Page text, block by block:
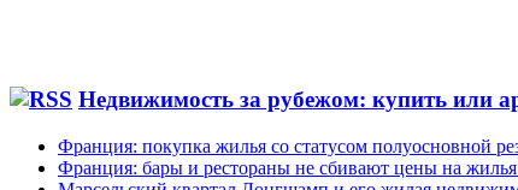
Недвижимость за рубежом: купить или
Франция: покупка жилья со статусом полуосновной
Франция: бары и рестораны не сбивают цены на жилья